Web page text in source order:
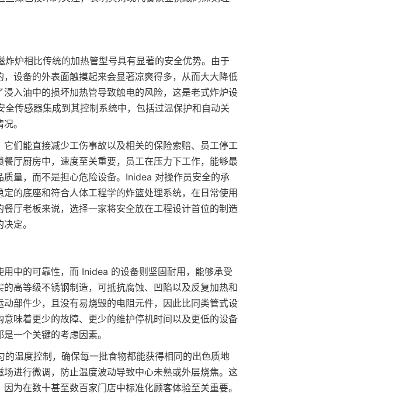
炉相比传统的加热管型号具有显著的安全优势。由于
设备的外表面触摸起来会显著凉爽得多，从而大大降低
入油中的损坏加热管导致触电的风险，这是老式炸炉设
传感器集成到其控制系统中，包括过温保护和自动关
。
们能直接减少工伤事故以及相关的保险索赔、员工停工
厅厨房中，速度至关重要，员工在压力下工作，能够最
量，而不是担心危险设备。Inidea 对操作员安全的承
的底座和符合人体工程学的炸篮处理系统，在日常使用
厅老板来说，选择一家将安全放在工程设计首位的制造
定。
中的可靠性，而 Inidea 的设备则坚固耐用，能够承受
高等级不锈钢制造，可抵抗腐蚀、凹陷以及反复加热和
部件少，且没有易烧毁的电阻元件，因此比同类管式设
味着更少的故障、更少的维护停机时间以及更低的设备
一个关键的考虑因素。
温度控制，确保每一批食物都能获得相同的出色质地
进行微调，防止温度波动导致中心未熟或外层烧焦。这
为在数十甚至数百家门店中标准化顾客体验至关重要。